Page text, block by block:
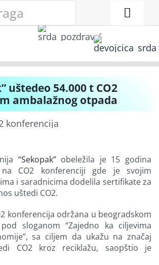
Toggle
uštedeo 54.000 t CO2
ambalažnog otpada
“Sekopak”obeležila je 15 godina
CO2 konferenciji gde je svojim
i saradnicima dodelila sertifikate za
uštedi CO2.
konferencija održana u beogradskom
sloganom “Zajedno ka ciljevima
sa ciljem da ukažu na značaj
CO2 kroz reciklažu, saopštio je